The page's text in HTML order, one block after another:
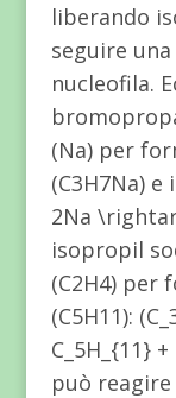
liberando
seguire
nucleofila.
(Na) per
(C3H7Na) e
2Na
isopropil
(C2H4) per
(C5H11):
C_5H_{11}
può